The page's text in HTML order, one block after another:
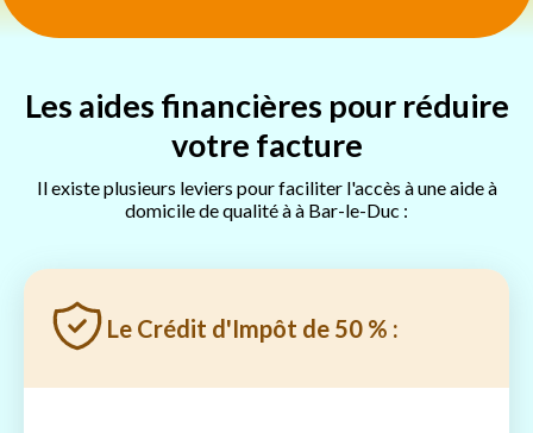
Les aides financières pour réduire
votre facture
Il existe plusieurs leviers pour faciliter l'accès à une aide à
domicile de qualité à à Bar-le-Duc :
Le Crédit d'Impôt de 50 % :